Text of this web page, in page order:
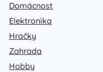
Domácnost
Elektronika
Hračky
Zahrada
Hobby